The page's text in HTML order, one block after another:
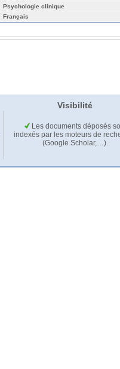
Psychologie clinique
Français
Visibilité
Les documents déposés
indexés par les moteurs de
(Google Scholar,…).